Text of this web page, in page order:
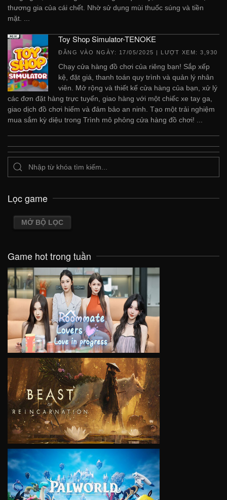
thương gia của cái chết. Nhờ sử dụng mùi thuốc súng và tiền
mặt. ...
Toy Shop Simulator-TENOKE
ĐĂNG VÀO NGÀY: 17/05/2025 | LƯỢT XEM: 3,930
Chạy cửa hàng đồ chơi của riêng bạn! Sắp xếp
kệ, đặt giá, thanh toán quy trình và quản lý nhân
viên. Mở rộng và thiết kế cửa hàng của bạn, xử lý
các đơn đặt hàng trực tuyến, giao hàng với một chiếc xe tay ga,
giao dịch đồ chơi hiếm và đảm bảo an ninh. Tạo một trải nghiệm
mua sắm kỳ diệu trong Trình mô phỏng cửa hàng đồ chơi! ...
Lọc game
MỞ BỘ LỌC
Game hot trong tuần
VIEW
VIEW
VIEW